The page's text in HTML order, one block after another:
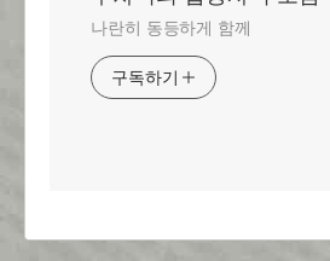
나란히 동등하게 함께
구독하기